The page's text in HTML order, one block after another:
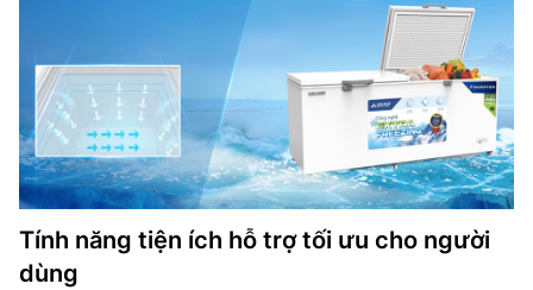
Tính năng tiện ích hỗ trợ tối ưu cho người
dùng